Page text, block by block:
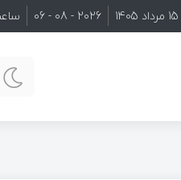
2026 - 08 - 06